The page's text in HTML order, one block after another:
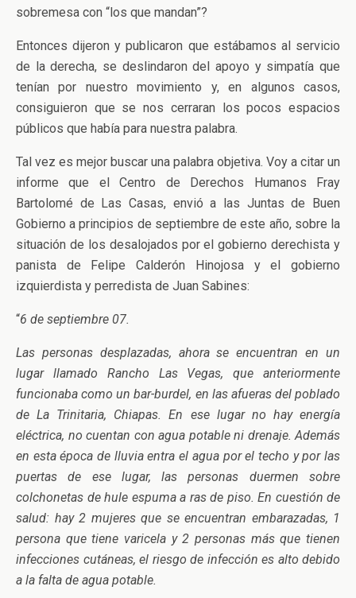
sobremesa con “los que mandan”?
Entonces dijeron y publicaron que estábamos al servicio
de la derecha, se deslindaron del apoyo y simpatía que
tenían por nuestro movimiento y, en algunos casos,
consiguieron que se nos cerraran los pocos espacios
públicos que había para nuestra palabra.
Tal vez es mejor buscar una palabra objetiva. Voy a citar un
informe que el Centro de Derechos Humanos Fray
Bartolomé de Las Casas, envió a las Juntas de Buen
Gobierno a principios de septiembre de este año, sobre la
situación de los desalojados por el gobierno derechista y
panista de Felipe Calderón Hinojosa y el gobierno
izquierdista y perredista de Juan Sabines:
“6 de septiembre 07.
Las personas desplazadas, ahora se encuentran en un
lugar llamado Rancho Las Vegas, que anteriormente
funcionaba como un bar-burdel, en las afueras del poblado
de La Trinitaria, Chiapas. En ese lugar no hay energía
eléctrica, no cuentan con agua potable ni drenaje. Además
en esta época de lluvia entra el agua por el techo y por las
puertas de ese lugar, las personas duermen sobre
colchonetas de hule espuma a ras de piso. En cuestión de
salud: hay 2 mujeres que se encuentran embarazadas, 1
persona que tiene varicela y 2 personas más que tienen
infecciones cutáneas, el riesgo de infección es alto debido
a la falta de agua potable.